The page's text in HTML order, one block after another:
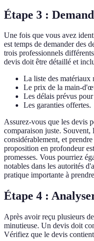
Étape 3 :
Une fois que vous avez
est temps de demander des
trois professionnels
devis doit être détaillé et
La liste des matériaux
Le prix de la main-
Les délais prévus
Les garanties offertes.
Assurez-vous que les devis
comparaison juste. Souvent,
considérablement, et
proposition en profondeur
promesses. Vous pourriez
notables dans les autorités
pratique importante à
Étape 4 :
Après avoir reçu plusieurs
minutieuse. Un devis doit
Vérifiez que le devis